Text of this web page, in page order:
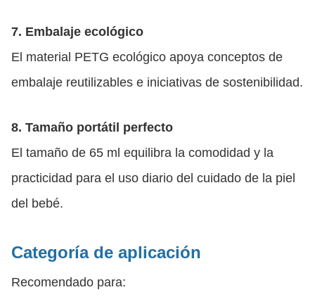
7. Embalaje ecológico
El material PETG ecológico apoya conceptos de
embalaje reutilizables e iniciativas de sostenibilidad.
8. Tamaño portátil perfecto
El tamaño de 65 ml equilibra la comodidad y la
practicidad para el uso diario del cuidado de la piel
del bebé.
Categoría de aplicación
Recomendado para: